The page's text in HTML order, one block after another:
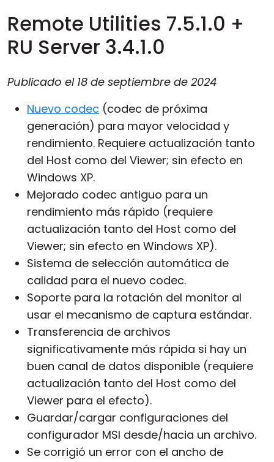
Remote Utilities 7.5.1.0 +
RU Server 3.4.1.0
Publicado el 18 de septiembre de 2024
Nuevo codec (codec de próxima
generación) para mayor velocidad y
rendimiento. Requiere actualización tanto
del Host como del Viewer; sin efecto en
Windows XP.
Mejorado codec antiguo para un
rendimiento más rápido (requiere
actualización tanto del Host como del
Viewer; sin efecto en Windows XP).
Sistema de selección automática de
calidad para el nuevo codec.
Soporte para la rotación del monitor al
usar el mecanismo de captura estándar.
Transferencia de archivos
significativamente más rápida si hay un
buen canal de datos disponible (requiere
actualización tanto del Host como del
Viewer para el efecto).
Guardar/cargar configuraciones del
configurador MSI desde/hacia un archivo.
Se corrigió un error con el ancho de